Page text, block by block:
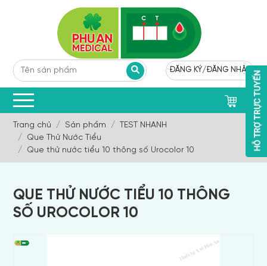
ĐĂNG KÝ/ĐĂNG NHẬP
Trang chủ Sản phẩm
TEST NHANH
Que Thử Nước Tiểu
Que thử nước tiểu 10 thông số Urocolor 10
QUE THỬ NƯỚC TIỂU 10 THÔNG
SỐ UROCOLOR 10